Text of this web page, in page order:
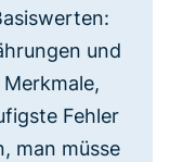
und
Fehler
man müsse